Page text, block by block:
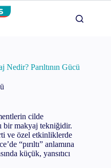
Nedir? Parıltının Gücü
cilde
bir makyaj tekniğidir.
ve özel etkinliklerde
“pırıltı” anlamına
küçük, yansıtıcı